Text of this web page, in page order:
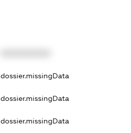
dossier.missingData
dossier.missingData
dossier.missingData